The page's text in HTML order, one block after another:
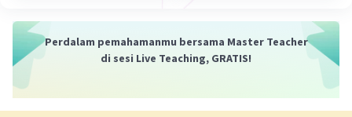
Beri Rating·0.0(0) Balas
Perdalam pemahamanmu bersama Master Teacher
di sesi Live Teaching, GRATIS!